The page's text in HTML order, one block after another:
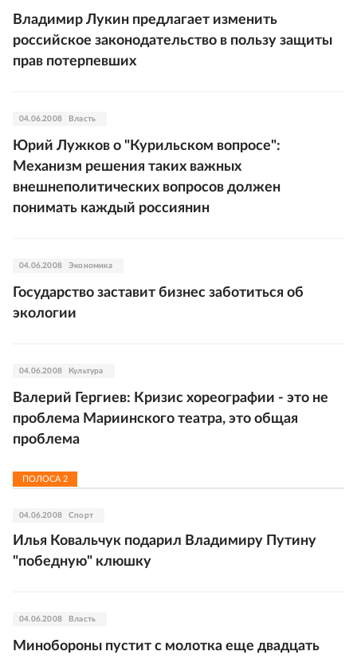
Владимир Лукин предлагает изменить
российское законодательство в пользу защиты
прав потерпевших
04.06.2008 Власть
Юрий Лужков о "Курильском вопросе":
Механизм решения таких важных
внешнеполитических вопросов должен
понимать каждый россиянин
04.06.2008 Экономика
Государство заставит бизнес заботиться об
экологии
04.06.2008 Культура
Валерий Гергиев: Кризис хореографии - это не
проблема Мариинского театра, это общая
проблема
ПОЛОСА 2
04.06.2008 Спорт
Илья Ковальчук подарил Владимиру Путину
"победную" клюшку
04.06.2008 Власть
Минобороны пустит с молотка еще двадцать